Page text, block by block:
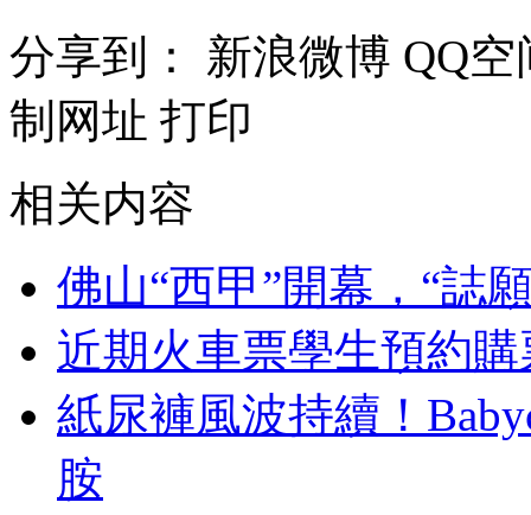
分享到：
新浪微博 QQ空
制网址 打印
相关内容
佛山“西甲”開幕，“誌
近期火車票學生預約
紙尿褲風波持續！
胺